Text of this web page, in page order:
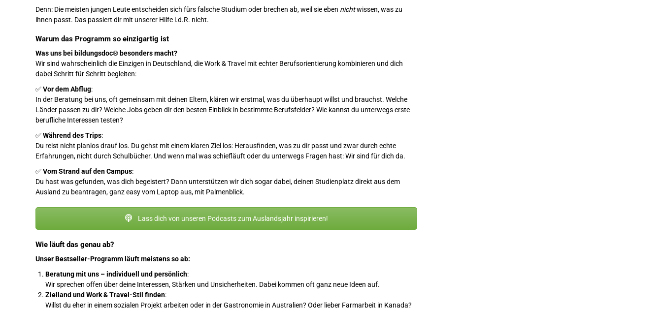
Denn: Die meisten jungen Leute entscheiden sich fürs falsche Studium oder brechen ab, weil sie eben nichtwissen, was zu
ihnen passt. Das passiert dir mit unserer Hilfe i.d.R. nicht.
Warum das Programm so einzigartig ist
Was uns bei bildungsdoc® besonders macht?
Wir sind wahrscheinlich die Einzigen in Deutschland, die Work & Travel mit echter Berufsorientierung kombinieren und dich
dabei Schritt für Schritt begleiten:
✅Vor dem Abflug:
In der Beratung bei uns, oft gemeinsam mit deinen Eltern, klären wir erstmal, was du überhaupt willst und brauchst. Welche
Länder passen zu dir? Welche Jobs geben dir den besten Einblick in bestimmte Berufsfelder? Wie kannst du unterwegs erste
berufliche Interessen testen?
✅Während des Trips:
Du reist nicht planlos drauf los. Du gehst mit einem klaren Ziel los: Herausfinden, was zu dir passt und zwar durch echte
Erfahrungen, nicht durch Schulbücher. Und wenn mal was schiefläuft oder du unterwegs Fragen hast: Wir sind für dich da.
✅Vom Strand auf den Campus:
Du hast was gefunden, was dich begeistert? Dann unterstützen wir dich sogar dabei, deinen Studienplatz direkt aus dem
Ausland zu beantragen, ganz easy vom Laptop aus, mit Palmenblick.
Lass dich von unseren Podcasts zum Auslandsjahr inspirieren!
Wie läuft das genau ab?
Unser Bestseller-Programm läuft meistens so ab:
Beratung mit uns – individuell und persönlich:
Wir sprechen offen über deine Interessen, Stärken und Unsicherheiten. Dabei kommen oft ganz neue Ideen auf.
Zielland und Work & Travel-Stil finden:
Willst du eher in einem sozialen Projekt arbeiten oder in der Gastronomie in Australien? Oder lieber Farmarbeit in Kanada?